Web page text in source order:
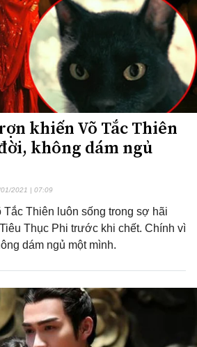
khiến Võ Tắc Thiên
không dám ngủ
2021 | 07:09
Tắc Thiên luôn sống trong sợ hãi
Thục Phi trước khi chết. Chính vì
dám ngủ một mình.